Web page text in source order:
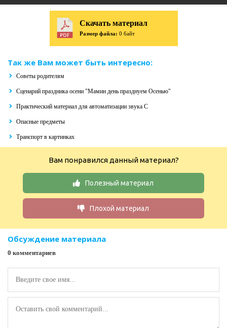
Скачать материал
Размер файла: 0 байт
Так же Вам может быть интересно:
Советы родителям
Сценарий праздника осени "Мамин день празднуем Осенью"
Практический материал для автоматизации звука С
Опасные предметы
Транспорт в картинках
Вам понравился данный материал?
Полезный материал
Плохой материал
Обсуждение материала
0 комментариев